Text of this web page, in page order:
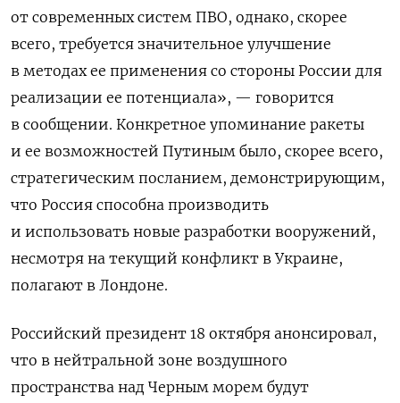
от современных систем ПВО, однако, скорее
всего, требуется значительное улучшение
в методах ее применения со стороны России для
реализации ее потенциала», — говорится
в сообщении. Конкретное упоминание ракеты
и ее возможностей Путиным было, скорее всего,
стратегическим посланием, демонстрирующим,
что Россия способна производить
и использовать новые разработки вооружений,
несмотря на текущий конфликт в Украине,
полагают в Лондоне.
Российский президент 18 октября анонсировал,
что в нейтральной зоне воздушного
пространства над Черным морем будут